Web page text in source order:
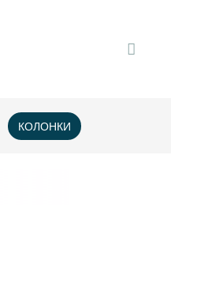
КОЛОНКИ